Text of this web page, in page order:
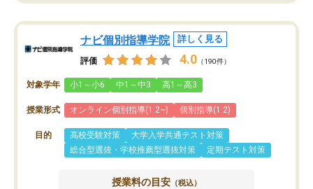
ナビ個別指導学院 詳しく見る
評価 4.0 （190件）
対象学年 小1～小6 中1～中3 高1～高3
授業形式 オンライン個別指導(1:2~) 個別指導(1:2)
目的 高校受験対策
大学入学共通テスト対策
総合型選抜・学校推薦型選抜対策
定期テスト対策
授業料の目安 （税込）